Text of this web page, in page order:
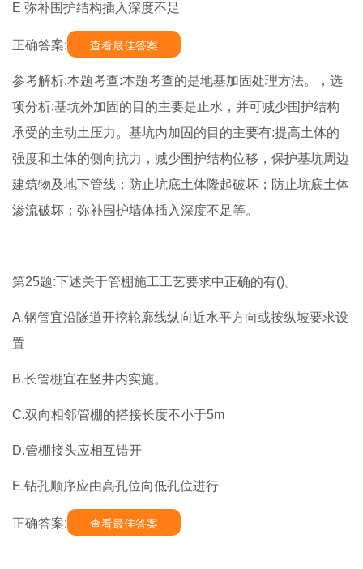
E.弥补围护结构插入深度不足
正确答案: 查看最佳答案
参考解析:本题考查:本题考查的是地基加固处理方法。，选
项分析:基坑外加固的目的主要是止水，并可减少围护结构
承受的主动土压力。基坑内加固的目的主要有:提高土体的
强度和土体的侧向抗力，减少围护结构位移，保护基坑周边
建筑物及地下管线；防止坑底土体隆起破坏；防止坑底土体
渗流破坏；弥补围护墙体插入深度不足等。
第25题:下述关于管棚施工工艺要求中正确的有()。
A.钢管宜沿隧道开挖轮廓线纵向近水平方向或按纵坡要求设
置
B.长管棚宜在竖井内实施。
C.双向相邻管棚的搭接长度不小于5m
D.管棚接头应相互错开
E.钻孔顺序应由高孔位向低孔位进行
正确答案: 查看最佳答案